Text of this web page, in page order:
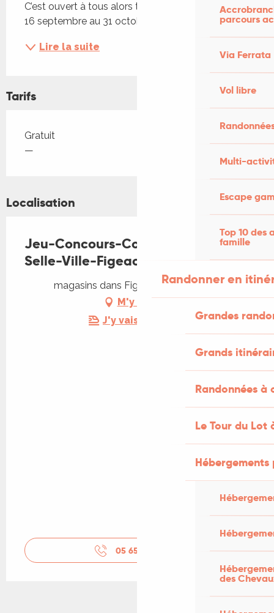
parcours
Via Ferrata
Vol libre
Multi-
Escape
Top 10 des
famille
Randonner en
Grandes
Grands
Randonnées
Le Tour du Lot
des
C’est ouvert à tous alors tentez votre chance ! Du
16 septembre au 31 octobre
Lire la suite
Tarifs
Tarifs 2026
Gratuit
—
Localisation
Jeu-Concours-Commerce-En-
Selle-Ville-Figeac
magasins dans Figeac, 46100 Figeac
M'y rendre
J'y vais en train !
05 65 50 05